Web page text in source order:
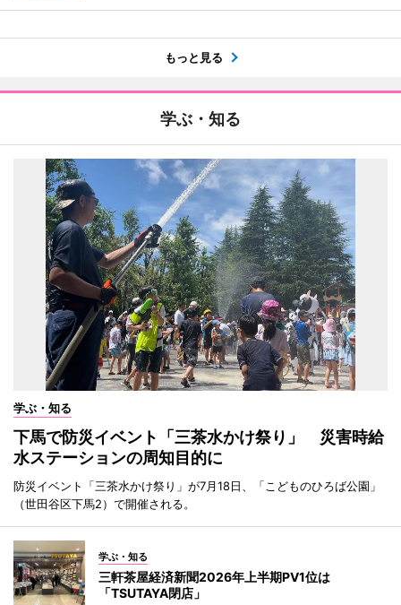
もっと見る
学ぶ・知る
学ぶ・知る
下馬で防災イベント「三茶水かけ祭り」 災害時給
水ステーションの周知目的に
防災イベント「三茶水かけ祭り」が7月18日、「こどものひろば公園」
（世田谷区下馬2）で開催される。
学ぶ・知る
三軒茶屋経済新聞2026年上半期PV1位は
「TSUTAYA閉店」